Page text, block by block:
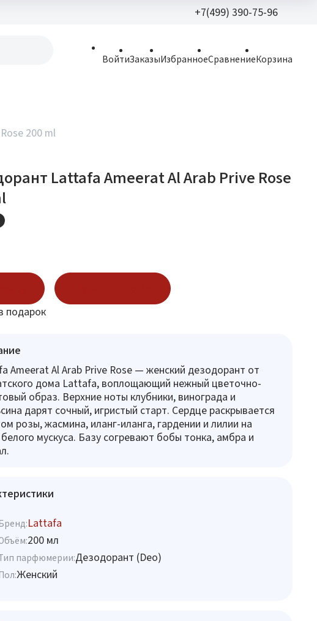
+7(499) 390-75-96
ВойтиЗаказыИзбранноеСравнениеКорзина
200 ml
Lattafa Ameerat Al Arab Prive Rose
подарок
Ameerat Al Arab Prive Rose — женский дезодорант от
дома Lattafa, воплощающий нежный цветочно-
образ. Верхние ноты клубники, винограда и
дарят сочный, игристый старт. Сердце раскрывается
розы, жасмина, иланг-иланга, гардении и лилии на
мускуса. Базу согревают бобы тонка, амбра и
Lattafa
200 мл
парфюмерии:Дезодорант (Deo)
Женский